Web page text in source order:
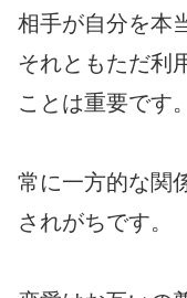
相手が自分を本
それともただ利
ことは重要です。
常に一方的な関
されがちです。